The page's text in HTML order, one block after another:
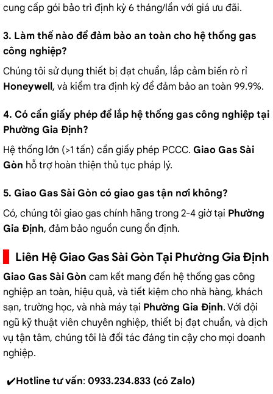
cung cấp gói bảo trì định kỳ 6 tháng/lần với giá ưu đãi.
3. Làm thế nào để đảm bảo an toàn cho hệ thống gas
công nghiệp?
Chúng tôi sử dụng thiết bị đạt chuẩn, lắp cảm biến rò rỉ
Honeywell, và kiểm tra định kỳ để đảm bảo an toàn 99.9%.
4. Có cần giấy phép để lắp hệ thống gas công nghiệp tại
Phường Gia Định?
Hệ thống lớn (>1 tấn) cần giấy phép PCCC. Giao Gas Sài
Gòn hỗ trợ hoàn thiện thủ tục pháp lý.
5. Giao Gas Sài Gòn có giao gas tận nơi không?
Có, chúng tôi giao gas chính hãng trong 2-4 giờ tại Phường
Gia Định, đảm bảo nguồn cung ổn định.
Liên Hệ Giao Gas Sài Gòn Tại Phường Gia Định
Giao Gas Sài Gòn cam kết mang đến hệ thống gas công
nghiệp an toàn, hiệu quả, và tiết kiệm cho nhà hàng, khách
sạn, trường học, và nhà máy tại Phường Gia Định. Với đội
ngũ kỹ thuật viên chuyên nghiệp, thiết bị đạt chuẩn, và dịch
vụ tận tâm, chúng tôi là đối tác đáng tin cậy cho mọi doanh
nghiệp.
Hotline tư vấn: 0933.234.833 (có Zalo)